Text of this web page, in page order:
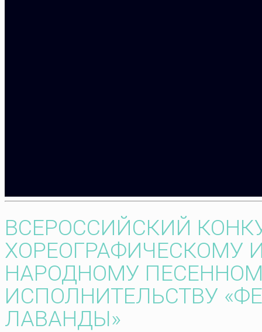
ВСЕРОССИЙСКИЙ
ХОРЕОГРАФИЧЕСКОМУ
НАРОДНОМУ
ИСПОЛНИТЕЛЬСТВУ
ЛАВАНДЫ»